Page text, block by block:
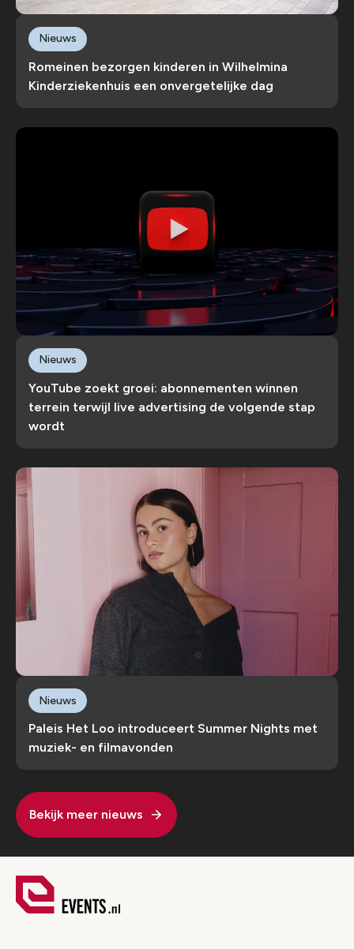
Romeinen bezorgen kinderen in Wilhelmina
Kinderziekenhuis een onvergetelijke dag
Nieuws
YouTube zoekt groei: abonnementen winnen
terrein terwijl live advertising de volgende stap
wordt
Nieuws
Paleis Het Loo introduceert Summer Nights met
muziek- en filmavonden
Nieuws
Bekijk meer nieuws